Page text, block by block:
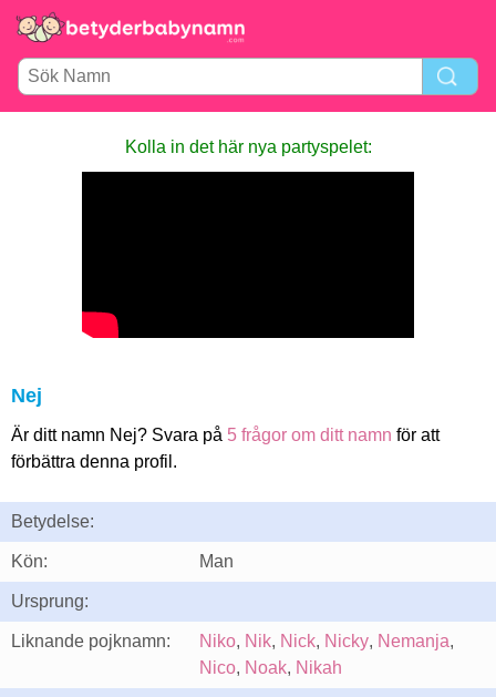
Kolla in det här nya party­spelet:
Nej
Är ditt namn Nej? Svara på 5 frågor om ditt namn för att
förbättra denna profil.
Betydelse:
Kön: Man
Ursprung:
Liknande pojknamn: Niko, Nik, Nick, Nicky, Nemanja,
Nico, Noak, Nikah